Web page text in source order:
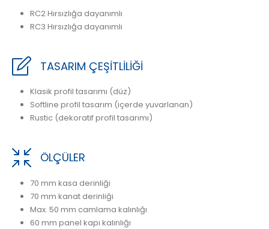
RC2 Hırsızlığa dayanımlı
RC3 Hırsızlığa dayanımlı
TASARIM ÇEŞİTLİLİĞİ
Klasik profil tasarımı (düz)
Softline profil tasarım (içerde yuvarlanan)
Rustic (dekoratif profil tasarımı)
ÖLÇÜLER
70 mm kasa derinliği
70 mm kanat derinliği
Max. 50 mm camlama kalınlığı
60 mm panel kapı kalınlığı